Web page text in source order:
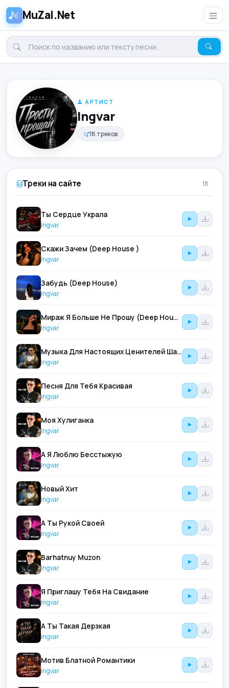
MuZal.Net
АРТИСТ
Ingvar
18 треков
Треки на сайте 18
Ты Сердце Украла
Ingvar
Скажи Зачем (Deep House )
Ingvar
Забудь (Deep House)
Ingvar
Мираж Я Больше Не Прошу (Deep House )
Ingvar
Музыка Для Настоящих Ценителей Шансона
Ingvar
Песня Для Тебя Красивая
Ingvar
Моя Хулиганка
Ingvar
А Я Люблю Бесстыжую
Ingvar
Новый Хит
Ingvar
А Ты Рукой Своей
Ingvar
Barhatnuy Muzon
Ingvar
Я Приглашу Тебя На Свидание
Ingvar
А Ты Такая Дерзкая
Ingvar
Мотив Блатной Романтики
Ingvar